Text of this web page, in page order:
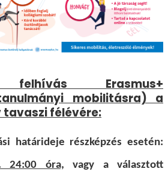
felhívás Erasmus+
mobilitásra) a
tavaszi félévére:
határideje részképzés esetén:
24:00 óra, vagy a választott